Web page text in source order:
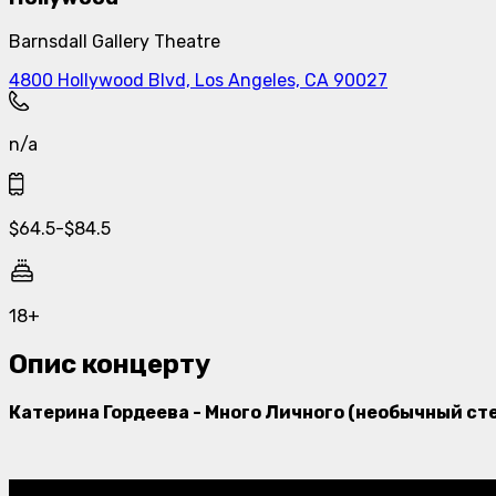
Barnsdall Gallery Theatre
4800 Hollywood Blvd, Los Angeles, CA 90027
n/a
$64.5-$84.5
18+
Опис концерту
Катерина Гордеева - Много Личного (необычный